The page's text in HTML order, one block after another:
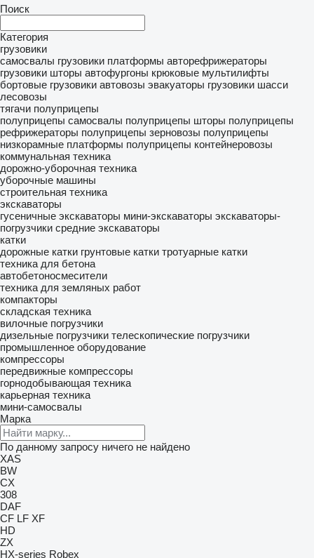
Поиск
Категория
грузовики
самосвалы грузовики платформы авторефрижераторы
грузовики шторы автофургоны крюковые мультилифты
бортовые грузовики автовозы эвакуаторы грузовики шасси
лесовозы
тягачи полуприцепы
полуприцепы самосвалы полуприцепы шторы полуприцепы
рефрижераторы полуприцепы зерновозы полуприцепы
низкорамные платформы полуприцепы контейнеровозы
коммунальная техника
дорожно-уборочная техника
уборочные машины
строительная техника
экскаваторы
гусеничные экскаваторы мини-экскаваторы экскаваторы-
погрузчики средние экскаваторы
катки
дорожные катки грунтовые катки тротуарные катки
техника для бетона
автобетоносмесители
техника для земляных работ
компакторы
складская техника
вилочные погрузчики
дизельные погрузчики телескопические погрузчики
промышленное оборудование
компрессоры
передвижные компрессоры
горнодобывающая техника
карьерная техника
мини-самосвалы
Марка
По данному запросу ничего не найдено
XAS
BW
CX
308
DAF
CF LF XF
HD
ZX
HX-series Robex